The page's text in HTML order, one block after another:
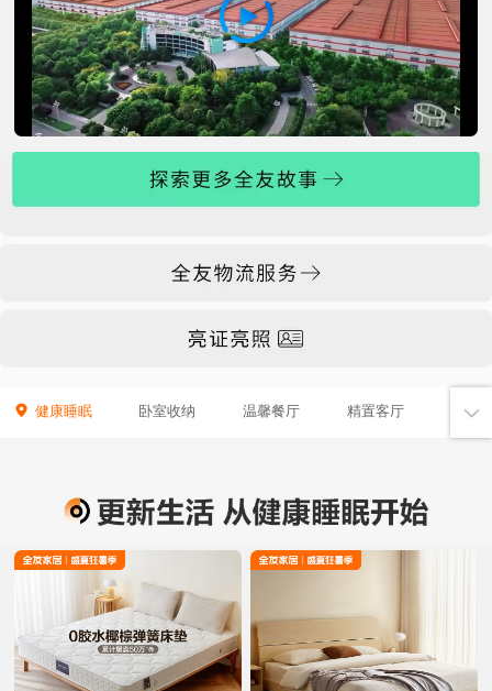
00:00:00 / 00:00:00
健康睡眠 卧室收纳 温馨餐厅 精置客厅